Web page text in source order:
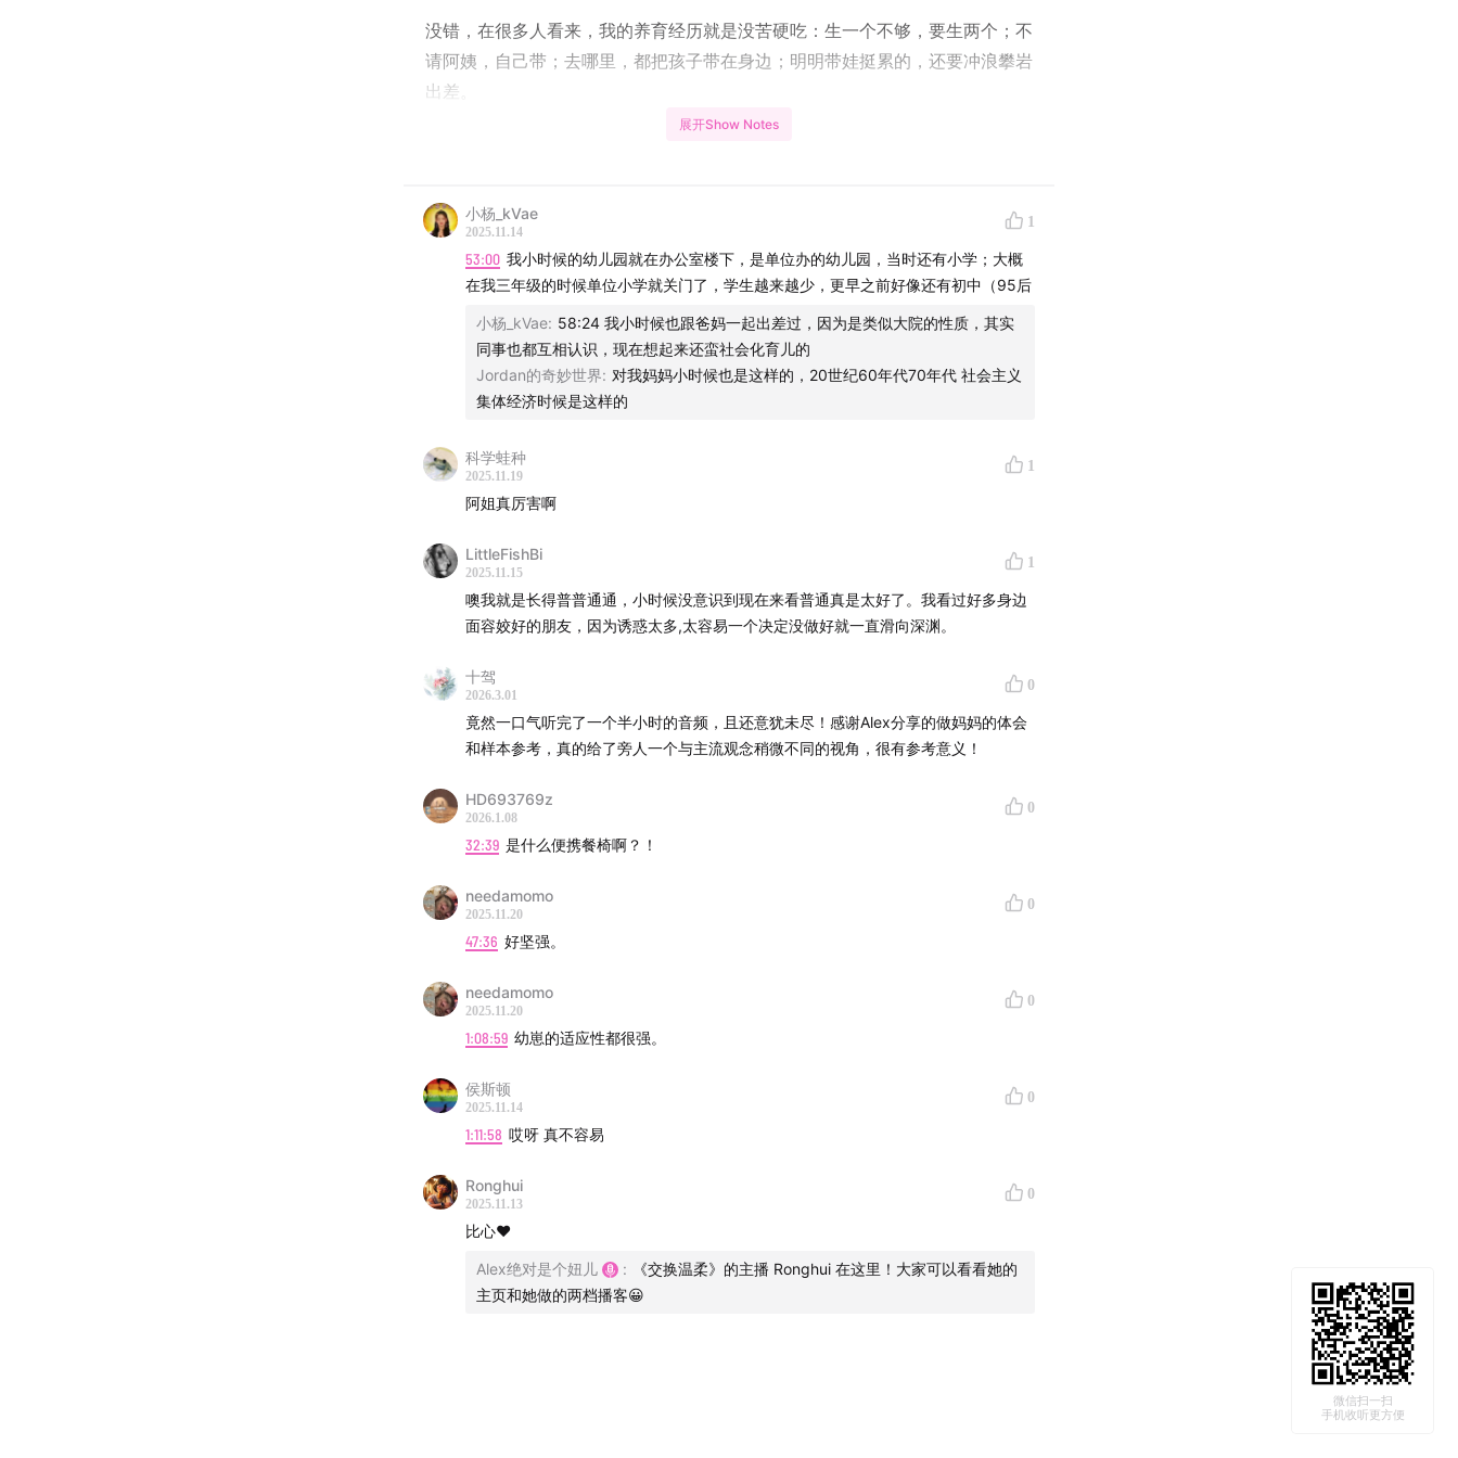
没错，在很多人看来，我的养育经历就是没苦硬吃：生一个不够，要生两个；不
请阿姨，自己带；去哪里，都把孩子带在身边；明明带娃挺累的，还要冲浪攀岩
出差。
但养育孩子获得的幸福感，可以抵挡很多。
时间轴：
为什么我这么确定想当妈妈？
做妈妈，没有你想象中的那么难，也没有那么简单
到，你可能遇到一些自己的难题
大家说养一个孩子就已经很辛苦了，为什么还要生二胎？
24:27 养女儿之后，会担心一些养儿子时没想过的问题
西蒙刚满月就陪妈妈去拍摄了
30:37 带一个小婴儿出门，需要带的东西并没有想象中那么多
二胎没有请阿姨
50:24 一个妈妈既想要带孩子又想要工作，连美国女足球星也为难
1:08:59
把自己隔离开
1:16:46做妈妈的失去：时间的自由，一个人的悠闲
1:23:56
1:28:01
长，养育孩子获得的幸福感还是很强的
展开Show Notes
小杨_kVae
2025.11.14
1
53:00 我小时候的幼儿园就在办公室楼下，是单位办的幼儿园，当时还有小学；大概
在我三年级的时候单位小学就关门了，学生越来越少，更早之前好像还有初中（95后
小杨_kVae: 58:24 我小时候也跟爸妈一起出差过，因为是类似大院的性质，其实
同事也都互相认识，现在想起来还蛮社会化育儿的
Jordan的奇妙世界: 对我妈妈小时候也是这样的，20世纪60年代70年代 社会主义
集体经济时候是这样的
科学蛙种
2025.11.19
1
阿姐真厉害啊
LittleFishBi
2025.11.15
1
噢我就是长得普普通通，小时候没意识到现在来看普通真是太好了。我看过好多身边
面容姣好的朋友，因为诱惑太多,太容易一个决定没做好就一直滑向深渊。
十驾
2026.3.01
0
竟然一口气听完了一个半小时的音频，且还意犹未尽！感谢Alex分享的做妈妈的体会
和样本参考，真的给了旁人一个与主流观念稍微不同的视角，很有参考意义！
HD693769z
2026.1.08
0
32:39 是什么便携餐椅啊？！
needamomo
2025.11.20
0
47:36 好坚强。
needamomo
2025.11.20
0
1:08:59 幼崽的适应性都很强。
侯斯顿
2025.11.14
0
1:11:58 哎呀 真不容易
Ronghui
2025.11.13
0
比心♥️
Alex绝对是个妞儿 :
《交换温柔》的主播 Ronghui 在这里！大家可以看看她的
主页和她做的两档播客😀
微信扫一扫
手机收听更方便